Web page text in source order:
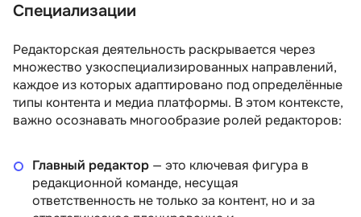
Специализации
Редакторская деятельность раскрывается через
множество узкоспециализированных направлений,
каждое из которых адаптировано под определённые
типы контента и медиа платформы. В этом контексте,
важно осознавать многообразие ролей редакторов:
Главный редактор — это ключевая фигура в
редакционной команде, несущая
ответственность не только за контент, но и за